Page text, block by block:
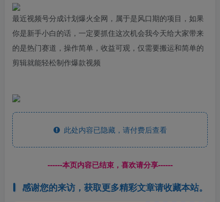
最近视频号分成计划爆火全网，属于是风口期的项目，如果
你是新手小白的话，一定要抓住这次机会我今天给大家带来
的是热门赛道，操作简单，收益可观，仅需要搬运和简单的
剪辑就能轻松制作爆款视频
此处内容已隐藏，请付费后查看
------本页内容已结束，喜欢请分享------
感谢您的来访，获取更多精彩文章请收藏本站。